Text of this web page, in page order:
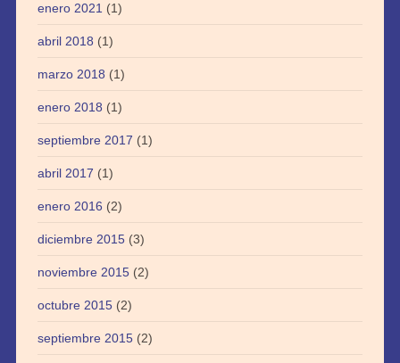
enero 2021 (1)
abril 2018 (1)
marzo 2018 (1)
enero 2018 (1)
septiembre 2017 (1)
abril 2017 (1)
enero 2016 (2)
diciembre 2015(3)
noviembre 2015(2)
octubre 2015(2)
septiembre 2015(2)